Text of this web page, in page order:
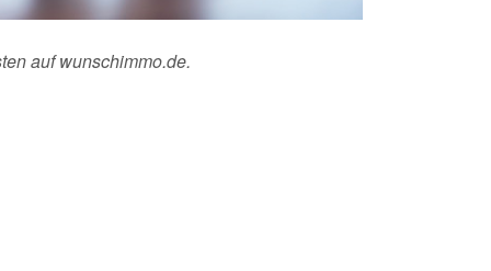
auf wunschimmo.de.